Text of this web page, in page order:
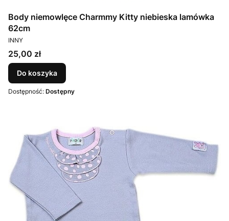
Body niemowlęce Charmmy Kitty niebieska lamówka
62cm
PRODUCENT
INNY
Cena
25,00 zł
Do koszyka
Dostępność: Dostępny